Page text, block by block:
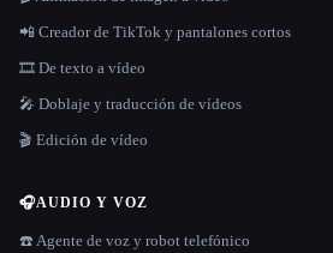
📲 Creador de TikTok y pantalones cortos
🎞️ De texto a vídeo
🎤 Doblaje y traducción de vídeos
🎬 Edición de vídeo
🎧AUDIO Y VOZ
☎️ Agente de voz y robot telefónico